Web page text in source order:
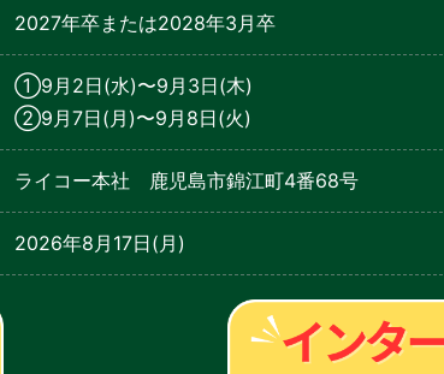
2027年卒または2028年3月卒
①9月2日(水)〜9月3日(木)
②9月7日(月)〜9月8日(火)
ライコー本社 鹿児島市錦江町4番68号
2026年8月17日(月)